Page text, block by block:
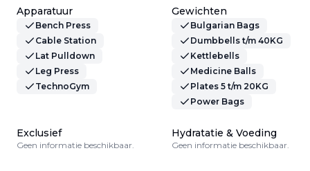
Apparatuur
Bench Press
Cable Station
Lat Pulldown
Leg Press
TechnoGym
Gewichten
Bulgarian Bags
Dumbbells t/m 40KG
Kettlebells
Medicine Balls
Plates 5 t/m 20KG
Power Bags
Exclusief
Geen informatie beschikbaar.
Hydratatie & Voeding
Geen informatie beschikbaar.